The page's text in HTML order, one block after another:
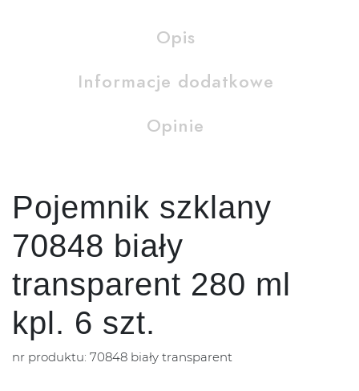
Opis
Informacje dodatkowe
Opinie
Pojemnik szklany
70848 biały
transparent 280 ml
kpl. 6 szt.
nr produktu: 70848 biały transparent